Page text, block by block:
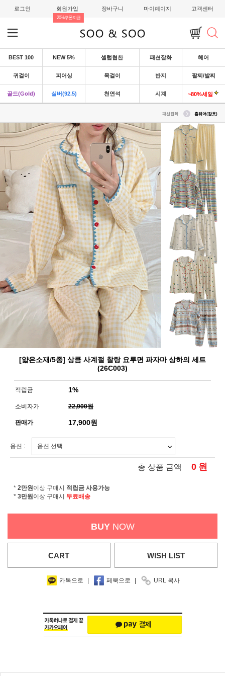
로그인 회원가입
20%쿠폰지급
장바구니 마이페이지 고객센터
BEST 100 NEW 5% 셀럽협찬 패션잡화 헤어
귀걸이 피어싱 목걸이 반지 팔찌/발찌
골드(Gold) 실버(92.5) 천연석 시계 ~80%세일
패션잡화 홈웨어(잠옷)
[얇은소재/5종] 상큼 사계절 찰랑 요루면 파자마 상하의 세트
(26C003)
적립금 1%
소비자가 22,900원
판매가 17,900원
옵션 :
총 상품 금액 0 원
* 2만원이상 구매시 적립금 사용가능
* 3만원이상 구매시 무료배송
BUYNOW
CART WISH LIST
카톡으로 페북으로 URL 복사